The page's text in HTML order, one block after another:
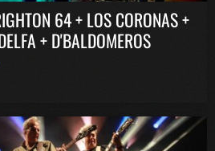
64 + LOS CORONAS +
+ D'BALDOMEROS